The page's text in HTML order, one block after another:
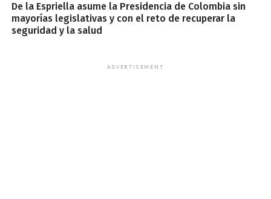
De la Espriella asume la Presidencia de Colombia sin
mayorías legislativas y con el reto de recuperar la
seguridad y la salud
ADVERTISEMENT